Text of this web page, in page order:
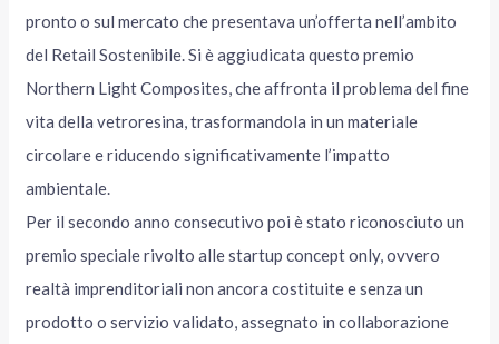
pronto o sul mercato che presentava un’offerta nell’ambito
del Retail Sostenibile. Si è aggiudicata questo premio
Northern Light Composites, che affronta il problema del fine
vita della vetroresina, trasformandola in un materiale
circolare e riducendo significativamente l’impatto
ambientale.
Per il secondo anno consecutivo poi è stato riconosciuto un
premio speciale rivolto alle startup concept only, ovvero
realtà imprenditoriali non ancora costituite e senza un
prodotto o servizio validato, assegnato in collaborazione